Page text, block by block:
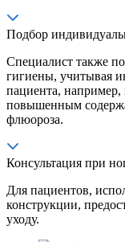
Подбор
Специалист также
гигиены, учитывая
пациента, например,
повышенным
флюороза.
Консультация при
Для пациентов,
конструкции,
уходу.